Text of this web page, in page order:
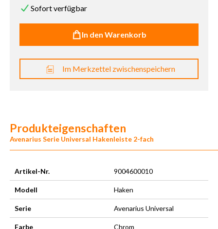
Sofort verfügbar
In den Warenkorb
Im Merkzettel zwischenspeichern
Produkteigenschaften
Avenarius Serie Universal Hakenleiste 2-fach
Artikel-Nr. 9004600010
Modell Haken
Serie Avenarius Universal
Farbe Chrom